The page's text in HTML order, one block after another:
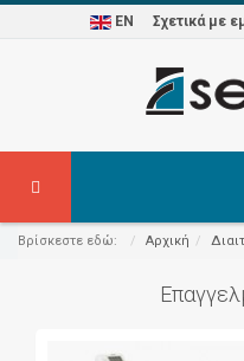
EN Σχετικά με
Βρίσκεστε εδώ: Αρχική